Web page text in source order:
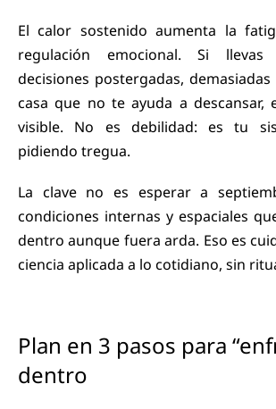
El calor sostenido aumenta la
regulación emocional. Si llevas
decisiones postergadas,
casa que no te ayuda a descansar,
visible. No es debilidad: es tu
pidiendo tregua.
La clave no es esperar a
condiciones internas y espaciales
dentro aunque fuera arda. Eso es
ciencia aplicada a lo cotidiano, sin
Plan en 3 pasos para
dentro